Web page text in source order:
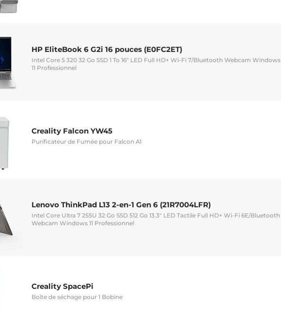
HP EliteBook 6 G2i 16 pouces (E0FC2ET)
Intel Core 5 320 32 Go SSD 1 To 16" LED Full HD+ Wi-Fi 7/Bluetooth Webcam Windows
11 Professionnel
Creality Falcon YW45
Purificateur de Fumée pour Falcon A1
Lenovo ThinkPad L13 2-en-1 Gen 6 (21R7004LFR)
Intel Core Ultra 7 255U 32 Go SSD 512 Go 13.3" LED Tactile Full HD+ Wi-Fi 6E/Bluetooth
Webcam Windows 11 Professionnel
Creality SpacePi
Boîte de séchage pour 1 Bobine